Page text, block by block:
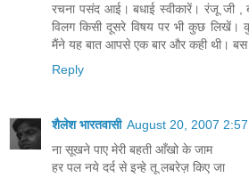
रचना पसंद आई। बधाई स्वीकारें। रंजू
विलग किसी दूसरे विषय पर भी कुछ
मैंने यह बात आपसे एक बार और कही थी। बस
Reply
शैलेश भारतवासी August 20, 2007 2:57
ना सूखने पाए मेरी बहती आँखो के जाम
हर पल नये दर्द से इन्हे तू लबरेज़ किए जा